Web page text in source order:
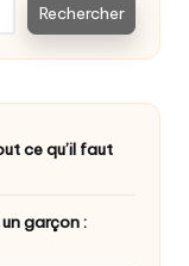
Rechercher
ce qu’il faut
garçon :